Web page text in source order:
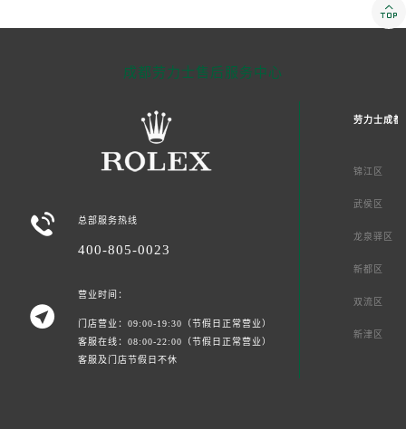
成都劳力士售后服务中心
 总部服务热线
400-805-0023

营业时间：
门店营业：09:00-19:30（节假日正常营业）
客服在线：08:00-22:00（节假日正常营业）
客服及门店节假日不休
劳力士成都
锦江区
武侯区
龙泉驿区
新都区
双流区
新津区
